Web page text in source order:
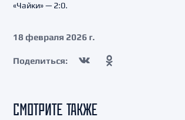
«Чайки» — 2:0.
18 февраля 2026 г.
Поделиться:
СМОТРИТЕ ТАКЖЕ